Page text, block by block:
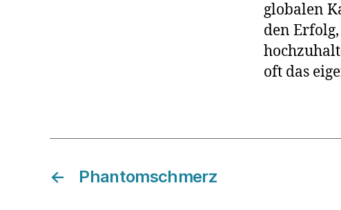
globalen
den
oft das
← Phantomschmerz